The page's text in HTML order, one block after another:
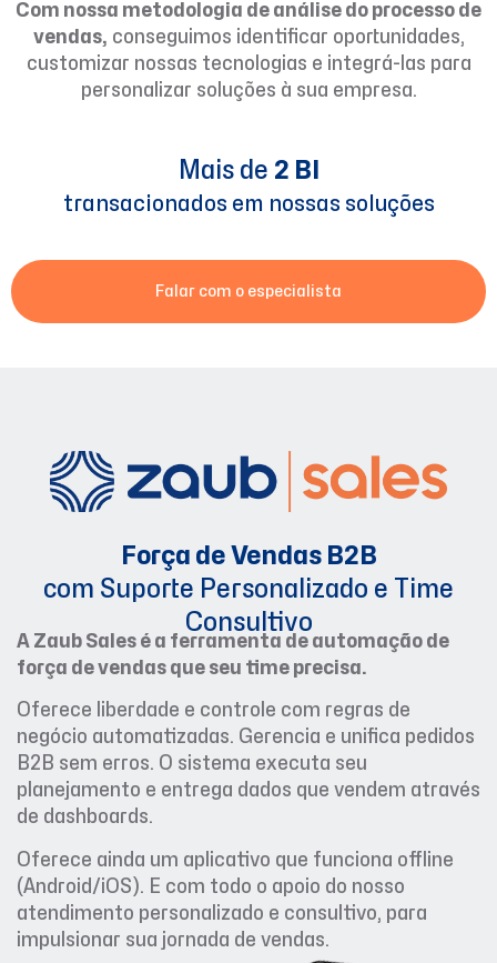
Com nossa metodologia de análise do processo de
vendas, conseguimos identificar oportunidades,
customizar nossas tecnologias e integrá-las para
personalizar soluções à sua empresa.
Mais de 2 BI
transacionados em nossas soluções
Falar com o especialista
Força de Vendas B2B
com Suporte Personalizado e Time
Consultivo
A Zaub Sales é a ferramenta de automação de
força de vendas que seu time precisa.
Oferece liberdade e controle com regras de
negócio automatizadas. Gerencia e unifica pedidos
B2B sem erros. O sistema executa seu
planejamento e entrega dados que vendem através
de dashboards.
Oferece ainda um aplicativo que funciona offline
(Android/iOS). E com todo o apoio do nosso
atendimento personalizado e consultivo, para
impulsionar sua jornada de vendas.